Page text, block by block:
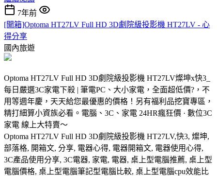
7年前
[開箱]Optoma HT27LV Full HD 3D劇院級投影機 HT27LV - 心
得分享
國內旅遊
Optoma HT27LV Full HD 3D劇院級投影機 HT27LV燦坤x快3_
每日嚴選3C家電下殺 | 筆電PC、大小家電，全面超低價?，不
用等週年慶，天天給您最優惠的價格！另有福利品挖寶專區，
精打細算小資族必看。電腦、3C、家電 24HR瘋狂價 · 數位3C
家電 線上大特賣～
Optoma HT27LV Full HD 3D劇院級投影機 HT27LV,快3, 燦坤,
部落格, 開箱文, 分享, 電器心得, 電器開箱文, 電器使用心得,
3C產品使用分享, 3C電器, 家電, 電器, 桌上型電腦推薦, 桌上型
電腦價格, 桌上型電腦筆記型電腦比較, 桌上型電腦cpu效能比